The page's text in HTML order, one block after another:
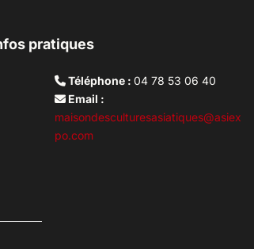
pratiques
Téléphone :04 78 53 06 40
Email :
maisondesculturesasiatiques@asiex
po.com